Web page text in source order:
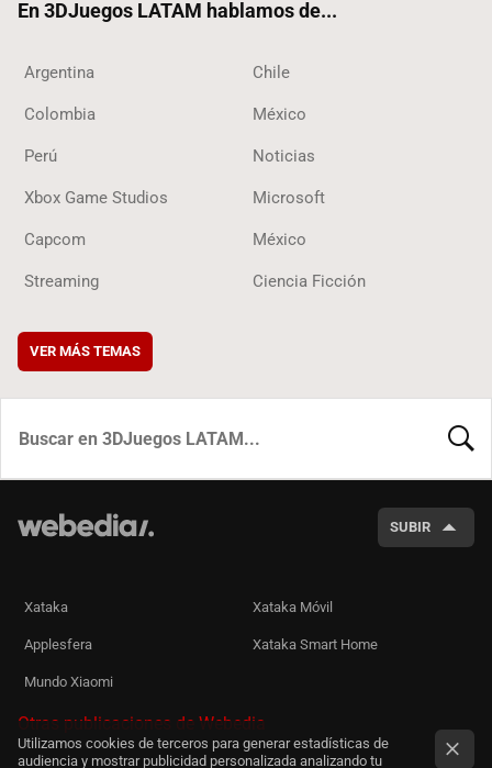
En 3DJuegos LATAM hablamos de...
Argentina Chile
Colombia México
Perú Noticias
Xbox Game Studios Microsoft
Capcom México
Streaming Ciencia Ficción
VER MÁS TEMAS
SUBIR
Xataka Xataka Móvil
Applesfera Xataka Smart Home
Mundo Xiaomi
Otras publicaciones de Webedia
Utilizamos cookies de terceros para generar estadísticas de
audiencia y mostrar publicidad personalizada analizando tu